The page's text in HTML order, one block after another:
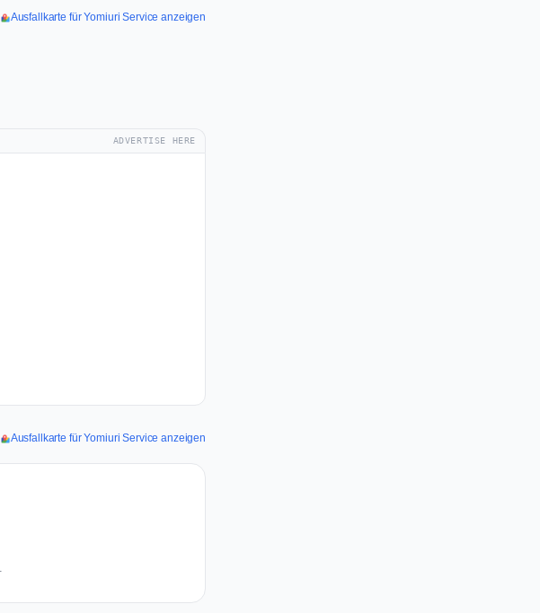
Ausfallkarte für Yomiuri Service anzeigen
ADVERTISE HERE
Ausfallkarte für Yomiuri Service anzeigen